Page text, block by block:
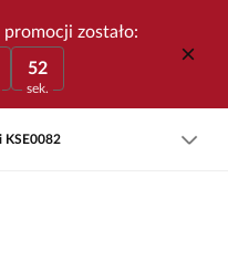
zostało:
52
sek.
KSE0082